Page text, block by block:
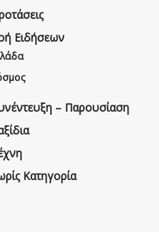
Ειδήσεων
– Παρουσίαση
Κατηγορία